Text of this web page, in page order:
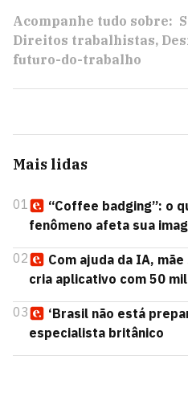
Acompanhe tudo sobre:
Direitos trabalhistas
futuro-do-trabalho
Mais lidas
01
“Coffee badging”: o
fenômeno afeta sua
02
Com ajuda da IA,
cria aplicativo com 50
03
‘Brasil não está
especialista britânico